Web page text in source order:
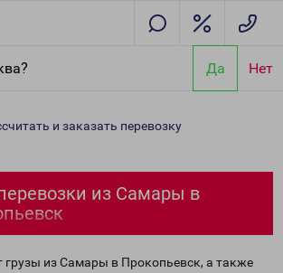
Да Нет
и заказать перевозку
из Самары в
грузы из Самары в Прокопьевск, а также